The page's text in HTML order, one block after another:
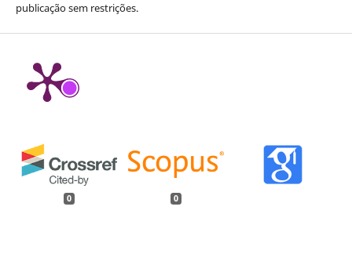
publicação sem restrições.
0 0